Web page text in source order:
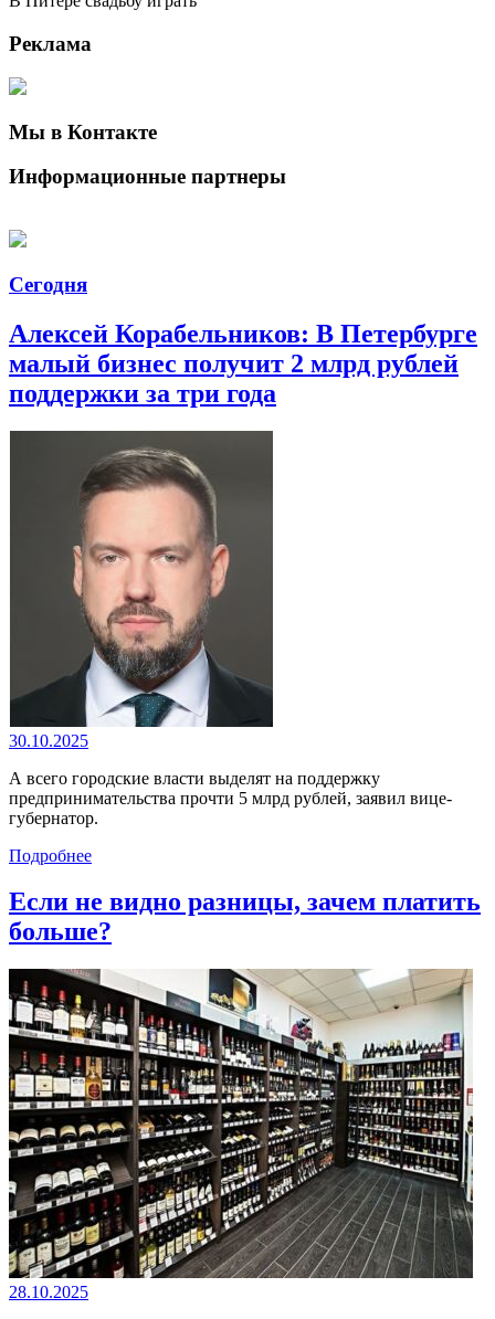
Реклама
Мы в Контакте
Информационные партнеры
Сегодня
Алексей Корабельников: В Петербурге
малый бизнес получит 2 млрд рублей
поддержки за три года
30.10.2025
А всего городские власти выделят на поддержку
предпринимательства прочти 5 млрд рублей, заявил вице-
губернатор.
Подробнее
Если не видно разницы, зачем платить
больше?
28.10.2025